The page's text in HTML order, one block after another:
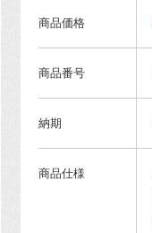
商品価格
商品番号
納期
商品仕様